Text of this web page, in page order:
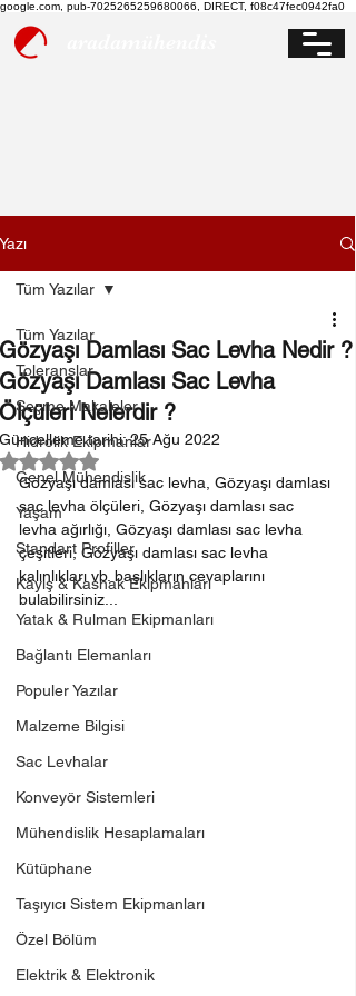
google.com, pub-7025265259680066, DIRECT, f08c47fec0942fa0
Yazı
Tüm Yazılar
Toleranslar
Seçme Makaleler
Hidrolik Ekipmanlar
Genel Mühendislik
Yaşam
Standart Profiller
Kayış & Kasnak Ekipmanları
Yatak & Rulman Ekipmanları
Bağlantı Elemanları
Populer Yazılar
Malzeme Bilgisi
Sac Levhalar
Konveyör Sistemleri
Mühendislik Hesaplamaları
Kütüphane
Taşıyıcı Sistem Ekipmanları
Özel Bölüm
Elektrik & Elektronik
Tüm Yazılar
Gözyaşı Damlası Sac Levha Nedir ?
Gözyaşı Damlası Sac Levha
Ölçüleri Nelerdir ?
Güncelleme tarihi:25 Ağu 2022
5 üzerinden NaN yıldız
Gözyaşı damlası sac levha, Gözyaşı damlası
sac levha ölçüleri, Gözyaşı damlası sac
levha ağırlığı, Gözyaşı damlası sac levha
çeşitleri, Gözyaşı damlası sac levha
kalınlıkları vb. başlıkların cevaplarını
bulabilirsiniz...